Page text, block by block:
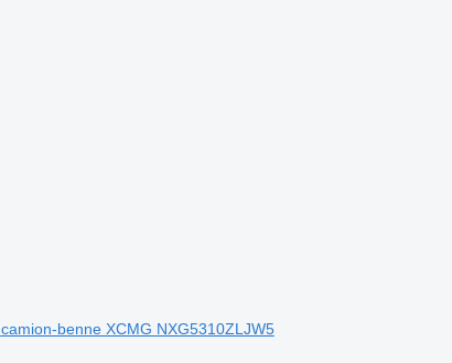
camion-benne XCMG NXG5310ZLJW5